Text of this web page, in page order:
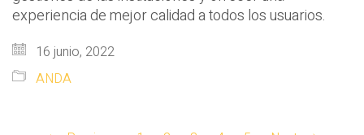
experiencia de mejor calidad a todos los usuarios.
16 junio, 2022
ANDA